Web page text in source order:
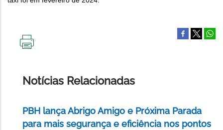
Notícias Relacionadas
PBH lança Abrigo Amigo e Próxima Parada
para mais segurança e eficiência nos pontos